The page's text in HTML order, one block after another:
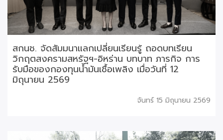
สกนช. จัดสัมมนาแลกเปลี่ยนเรียนรู้ ถอดบทเรียน
วิกฤตสงครามสหรัฐฯ-อิหร่าน บทบาท ภารกิจ การ
รับมือของกองทุนน้ำมันเชื้อเพลิง เมื่อวันที่ 12
มิถุนายน 2569
จันทร์ 15 มิถุนายน 2569